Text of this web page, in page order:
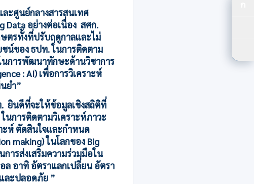
ะศูนย์กลางสารสนเทศ
Data อย่างต่อเนื่อง สศก.
ตรทั้งที่ปรับฤดูกาลและไม่
น์ของ ธปท. ในการติดตาม
นการพัฒนาทักษะด้านวิชาการ
: AI) เพื่อการวิเคราะห์
ยำ”
ยินดีที่จะให้ข้อมูลเชิงสถิติที่
นการติดตามวิเคราะห์ภาวะ
ะห์ ตัดสินใจและกำหนด
making) ในโลกของ Big
ารส่งเสริมความร่วมมือใน
อาทิ อัตราแลกเปลี่ยน อัตรา
ละปลอดภัย ”